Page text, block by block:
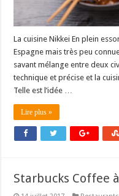
La cuisine Nikkei En plein
Espagne mais très peu
savant mélange entre deux
technique et précise et la
Telle est l’idée …
Lire plus »
Starbucks Coffee